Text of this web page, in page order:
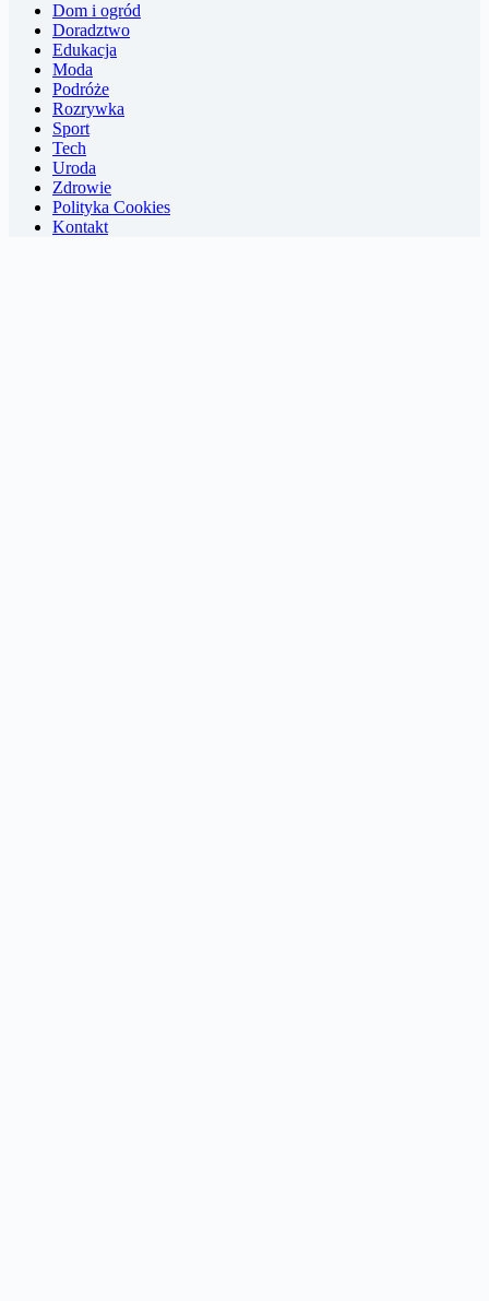
Dom i ogród
Doradztwo
Edukacja
Moda
Podróże
Rozrywka
Sport
Tech
Uroda
Zdrowie
Polityka Cookies
Kontakt